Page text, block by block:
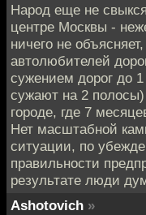
Народ еще не
центре Москвы -
ничего не
автолюбителей
сужением дорог до
сужают на 2
городе, где 7
Нет масштабной
ситуации, по
правильности
результате люди
Ashotovich »